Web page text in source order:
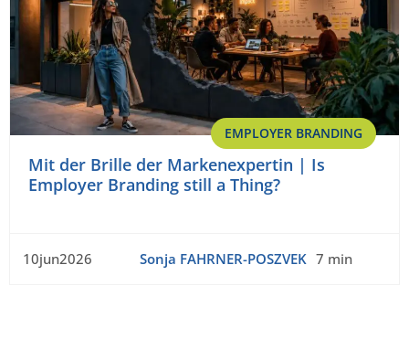
EMPLOYER BRANDING
Mit der Brille der Markenexpertin | Is
Employer Branding still a Thing?
10jun2026 Sonja FAHRNER-POSZVEK 7 min